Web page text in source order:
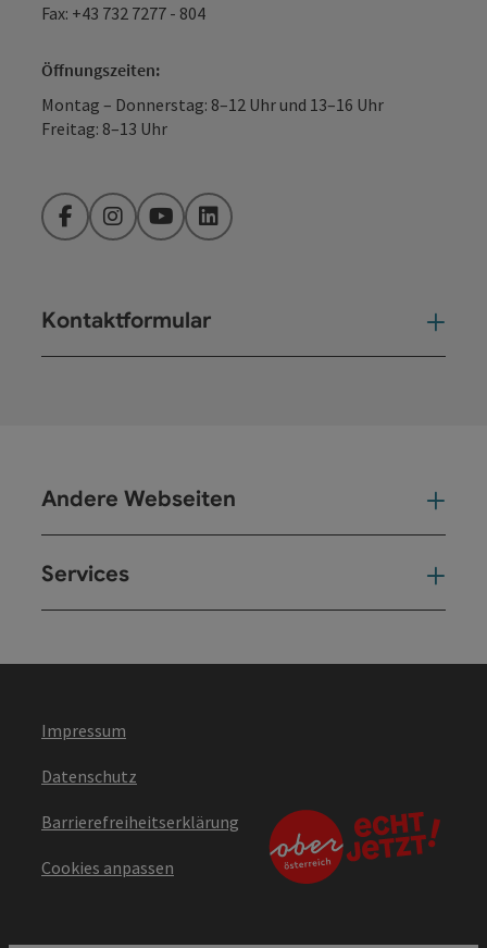
Fax: +43 732 7277 - 804
Öffnungszeiten:
Montag – Donnerstag: 8–12 Uhr und 13–16 Uhr
Freitag: 8–13 Uhr
FacebookInstagramYouTubeLinkedIn
Kontaktformular
Andere Webseiten
Services
Impressum
Datenschutz
Barrierefreiheitserklärung
Cookies anpassen